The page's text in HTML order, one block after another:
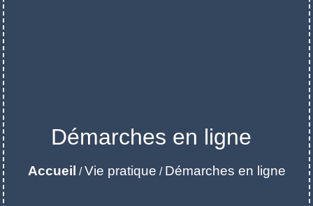
Démarches en ligne
Accueil /Vie pratique / Démarches en ligne